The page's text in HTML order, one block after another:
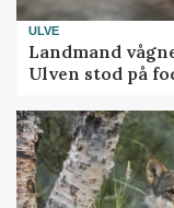
ULVE
Landmand
Ulven stod på